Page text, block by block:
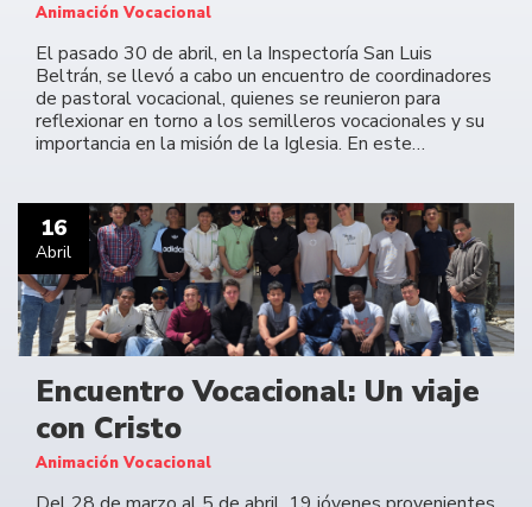
Animación Vocacional
El pasado 30 de abril, en la Inspectoría San Luis
Beltrán, se llevó a cabo un encuentro de coordinadores
de pastoral vocacional, quienes se reunieron para
reflexionar en torno a los semilleros vocacionales y su
importancia en la misión de la Iglesia. En este…
16
Abril
Encuentro Vocacional: Un viaje
con Cristo
Animación Vocacional